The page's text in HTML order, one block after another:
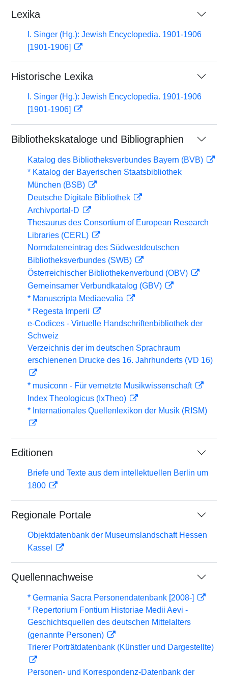
Lexika
I. Singer (Hg.): Jewish Encyclopedia. 1901-1906
[1901-1906]
Historische Lexika
I. Singer (Hg.): Jewish Encyclopedia. 1901-1906
[1901-1906]
Bibliothekskataloge und Bibliographien
Katalog des Bibliotheksverbundes Bayern (BVB)
* Katalog der Bayerischen Staatsbibliothek
München (BSB)
Deutsche Digitale Bibliothek
Archivportal-D
Thesaurus des Consortium of European Research
Libraries (CERL)
Normdateneintrag des Südwestdeutschen
Bibliotheksverbundes (SWB)
Österreichischer Bibliothekenverbund (OBV)
Gemeinsamer Verbundkatalog (GBV)
* Manuscripta Mediaevalia
* Regesta Imperii
e-Codices - Virtuelle Handschriftenbibliothek der
Schweiz
Verzeichnis der im deutschen Sprachraum
erschienenen Drucke des 16. Jahrhunderts (VD 16)
* musiconn - Für vernetzte Musikwissenschaft
Index Theologicus (IxTheo)
* Internationales Quellenlexikon der Musik (RISM)
Editionen
Briefe und Texte aus dem intellektuellen Berlin um
1800
Regionale Portale
Objektdatenbank der Museumslandschaft Hessen
Kassel
Quellennachweise
* Germania Sacra Personendatenbank [2008-]
* Repertorium Fontium Historiae Medii Aevi -
Geschichtsquellen des deutschen Mittelalters
(genannte Personen)
Trierer Porträtdatenbank (Künstler und Dargestellte)
Personen- und Korrespondenz-Datenbank der